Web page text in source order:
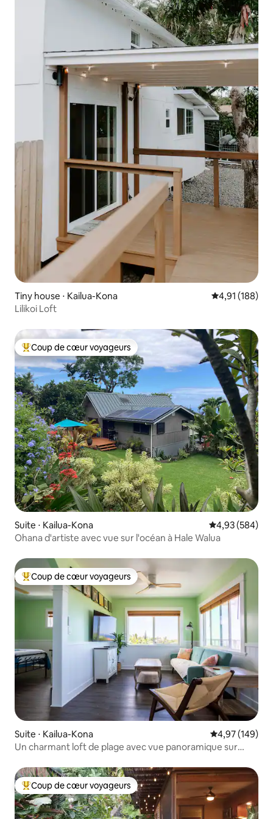
Tiny house ⋅ Kailua-Kona Évaluation
4,91 (188)
Lilikoi Loft
Coups de cœur voyageurs les plus appréciés
Coup de cœur voyageurs
Suite ⋅ Kailua-Kona Évaluation
4,93 (584)
Ohana d'artiste avec vue sur l'océan à Hale Walua
Coups de cœur voyageurs les plus appréciés
Coup de cœur voyageurs
Suite ⋅ Kailua-Kona Évaluation
4,97 (149)
Un charmant loft de plage avec vue panoramique sur
Coups de cœur voyageurs les plus appréciés
Coup de cœur voyageurs